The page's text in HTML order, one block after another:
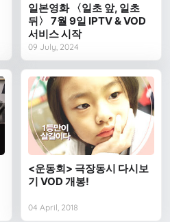
일본영화 〈일초 앞, 일초
뒤〉 7월 9일 IPTV & VOD
서비스 시작
09 July, 2024
<운동회> 극장동시 다시보
기 VOD 개봉!
04 April, 2018